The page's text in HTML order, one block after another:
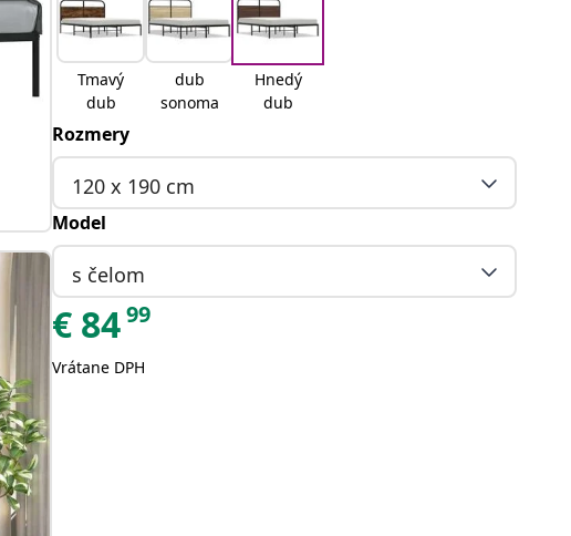
Tmavý
dub
dub
sonoma
Hnedý
dub
Rozmery
120 x 190 cm
Model
s čelom
€ 8499
Vrátane DPH